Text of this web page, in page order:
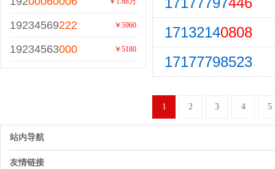
19234569222 ￥5960
19234563000 ￥5180
17132140808
17177798523
1 2 3 4 5
站内导航
友情链接